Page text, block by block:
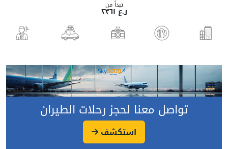
تبدأ منر.ع ٢٣٦١
تواصل معنا لحجز رحلات الطيران
استكشف